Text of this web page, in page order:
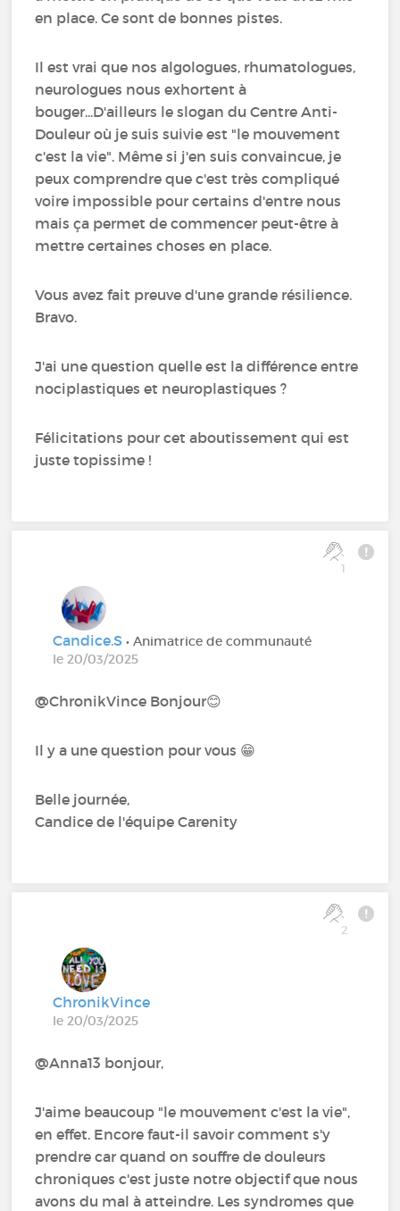
en place. Ce sont de bonnes pistes.
Il est vrai que nos algologues, rhumatologues,
neurologues nous exhortent à
bouger...D'ailleurs le slogan du Centre Anti-
Douleur où je suis suivie est "le mouvement
c'est la vie". Même si j'en suis convaincue, je
peux comprendre que c'est très compliqué
voire impossible pour certains d'entre nous
mais ça permet de commencer peut-être à
mettre certaines choses en place.
Vous avez fait preuve d'une grande résilience.
Bravo.
J'ai une question quelle est la différence entre
nociplastiques et neuroplastiques ?
Félicitations pour cet aboutissement qui est
juste topissime !
1
Candice.S• Animatrice de communauté
le 20/03/2025
@ChronikVince Bonjour 😊
Il y a une question pour vous 😁
Belle journée,
Candice de l'équipe Carenity
2
ChronikVince
le 20/03/2025
@Anna13 bonjour,
J'aime beaucoup "le mouvement c'est la vie",
en effet. Encore faut-il savoir comment s'y
prendre car quand on souffre de douleurs
chroniques c'est juste notre objectif que nous
avons du mal à atteindre. Les syndromes que